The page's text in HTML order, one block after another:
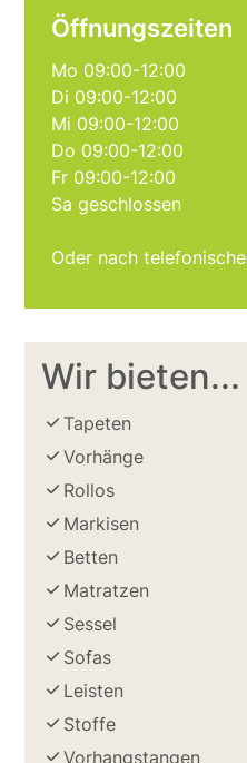
Öffnungszeiten
Mo 09:00-12:00
Di 09:00-12:00
Mi 09:00-12:00
Do 09:00-12:00
Fr 09:00-12:00
Sa geschlossen
Oder nach
Wir bieten...
Tapeten
Vorhänge
Rollos
Markisen
Betten
Matratzen
Sessel
Sofas
Leisten
Stoffe
Vorhangstangen